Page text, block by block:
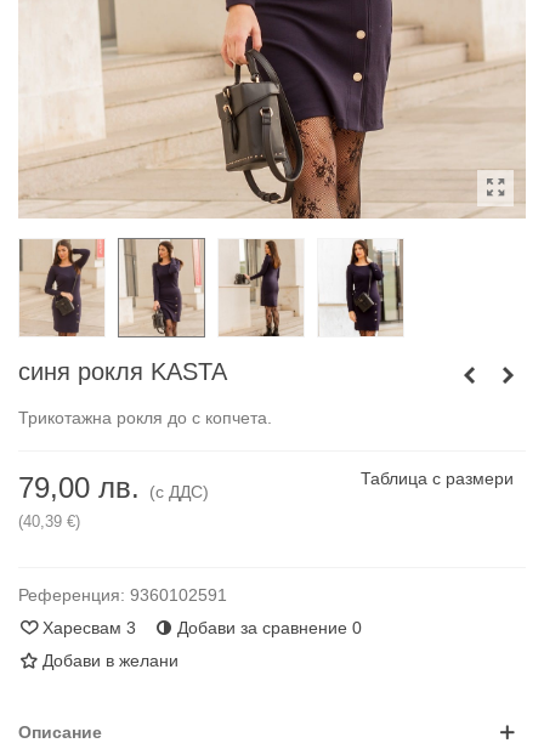
синя рокля KASTA
Трикотажна рокля до с копчета.
79,00 лв. (с ДДС)
(40,39 €)
Таблица с размери
Референция: 9360102591
Харесвам 3 Добави за сравнение 0
Добави в желани
Описание